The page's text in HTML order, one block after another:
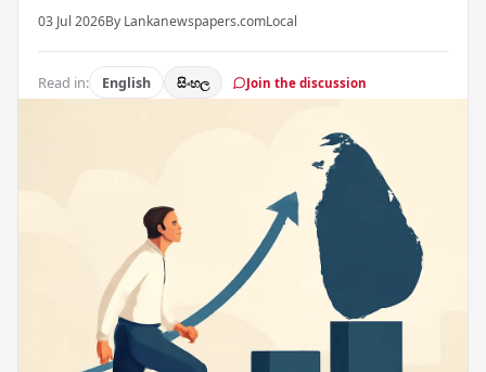
03 Jul 2026By Lankanewspapers.comLocal
Read in: English සිංහල Join the discussion